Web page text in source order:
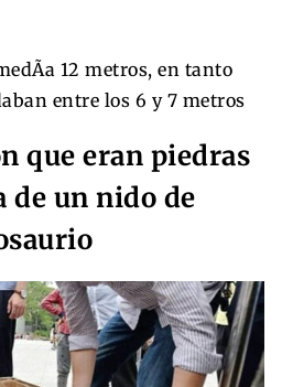
que eran piedras
de un nido de